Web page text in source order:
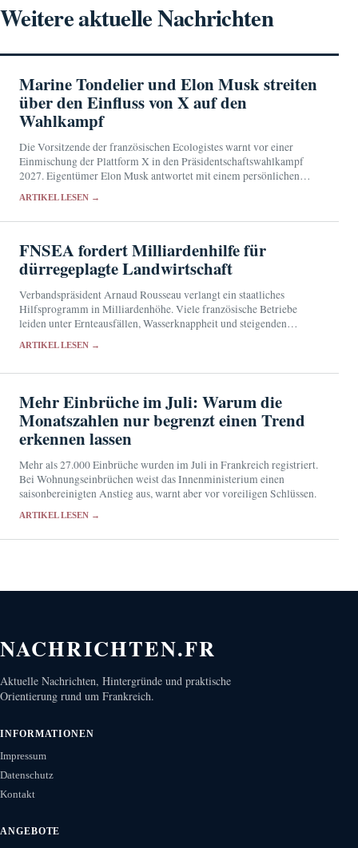
Weitere aktuelle Nachrichten
Marine Tondelier und Elon Musk streiten
über den Einfluss von X auf den
Wahlkampf
Die Vorsitzende der französischen Ecologistes warnt vor einer
Einmischung der Plattform X in den Präsidentschaftswahlkampf
2027. Eigentümer Elon Musk antwortet mit einem persönlichen
ARTIKEL LESEN →
FNSEA fordert Milliardenhilfe für
dürregeplagte Landwirtschaft
Verbandspräsident Arnaud Rousseau verlangt ein staatliches
Hilfsprogramm in Milliardenhöhe. Viele französische Betriebe
leiden unter Ernteausfällen, Wasserknappheit und steigenden
ARTIKEL LESEN →
Mehr Einbrüche im Juli: Warum die
Monatszahlen nur begrenzt einen Trend
erkennen lassen
Mehr als 27.000 Einbrüche wurden im Juli in Frankreich registriert.
Bei Wohnungseinbrüchen weist das Innenministerium einen
saisonbereinigten Anstieg aus, warnt aber vor voreiligen Schlüssen.
ARTIKEL LESEN →
NACHRICHTEN.FR
Aktuelle Nachrichten, Hintergründe und praktische
Orientierung rund um Frankreich.
INFORMATIONEN
Impressum
Datenschutz
Kontakt
ANGEBOTE